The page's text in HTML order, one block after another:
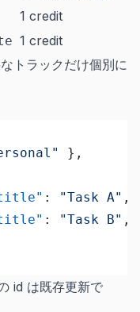
1 credit
1 credit
トラックだけ個別に
},
: "Task A" ,
: "Task B" ,
id は既存更新で